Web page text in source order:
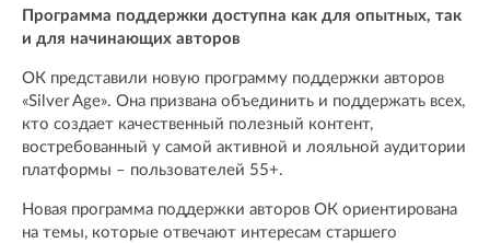
Программа поддержки доступна как для опытных, так
и для начинающих авторов
ОК представили новую программу поддержки авторов
«Silver Age». Она призвана объединить и поддержать всех,
кто создает качественный полезный контент,
востребованный у самой активной и лояльной аудитории
платформы – пользователей 55+.
Новая программа поддержки авторов ОК ориентирована
на темы, которые отвечают интересам старшего